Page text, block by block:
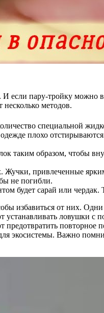
если пару-тройку можно
методов.
специальной
плохо
таким образом, чтобы
Жучки, привлеченные
не погибли.
сарай или чердак.
избавиться от них. Одни
устанавливать ловушки
повторное
экосистемы. Важно